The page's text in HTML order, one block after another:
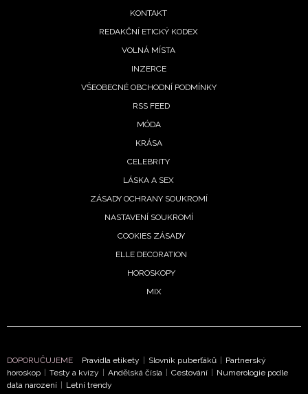
KONTAKT
REDAKČNÍ ETICKÝ KODEX
VOLNÁ MÍSTA
INZERCE
VŠEOBECNÉ OBCHODNÍ PODMÍNKY
RSS FEED
MÓDA
KRÁSA
CELEBRITY
LÁSKA A SEX
ZÁSADY OCHRANY SOUKROMÍ
NASTAVENÍ SOUKROMÍ
COOKIES ZÁSADY
ELLE DECORATION
HOROSKOPY
MIX
DOPORUČUJEME Pravidla etikety | Slovník puberťáků | Partnerský
horoskop | Testy a kvízy | Andělská čísla | Cestování | Numerologie podle
data narození | Letní trendy